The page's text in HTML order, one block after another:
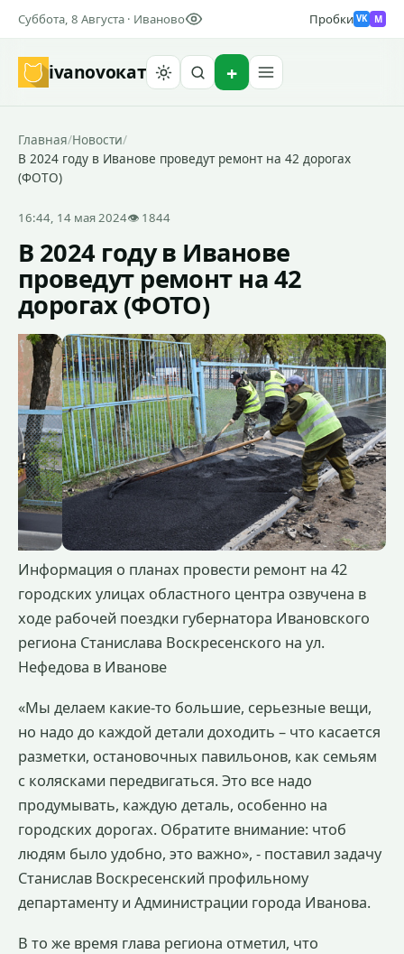
Суббота, 8 Августа · Иваново Пробки VK M
ivanovoкат
Главная/Новости/
В 2024 году в Иванове проведут ремонт на 42 дорогах
(ФОТО)
16:44, 14 мая 2024👁 1844
В 2024 году в Иванове
проведут ремонт на 42
дорогах (ФОТО)
Информация о планах провести ремонт на 42
городских улицах областного центра озвучена в
ходе рабочей поездки губернатора Ивановского
региона Станислава Воскресенского на ул.
Нефедова в Иванове
«Мы делаем какие-то большие, серьезные вещи,
но надо до каждой детали доходить – что касается
разметки, остановочных павильонов, как семьям
с колясками передвигаться. Это все надо
продумывать, каждую деталь, особенно на
городских дорогах. Обратите внимание: чтоб
людям было удобно, это важно», - поставил задачу
Станислав Воскресенский профильному
департаменту и Администрации города Иванова.
В то же время глава региона отметил, что